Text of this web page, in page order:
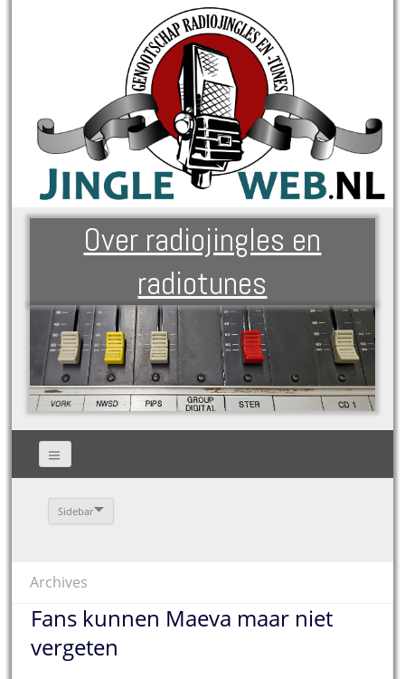
Over radiojingles en
radiotunes
Sidebar
Archives
Fans kunnen Maeva maar niet
vergeten